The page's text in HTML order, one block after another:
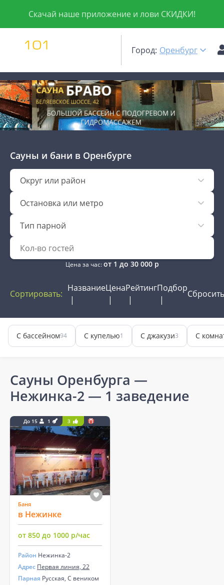
Скачай наше приложение и лови СКИДКИ!
Город: Оренбург
Сауны и бани в Оренбурге
Округ или район
Остановка или метро
Тип парной
Цена за час:от 1 до 30 000р
Сортировать:
НазваниеЦенаРейтингПодбор
Сбросить
С бассейном94 С купелью1 С джакузи3 С
Сауны Оренбурга —
Нежинка-2 — 1 заведение
До 15 1 3
Баня
в Нежинке
от 850 до 1000 р/час
Район Нежинка-2
Адрес Первая линия, 22
Парная Русская, С веником